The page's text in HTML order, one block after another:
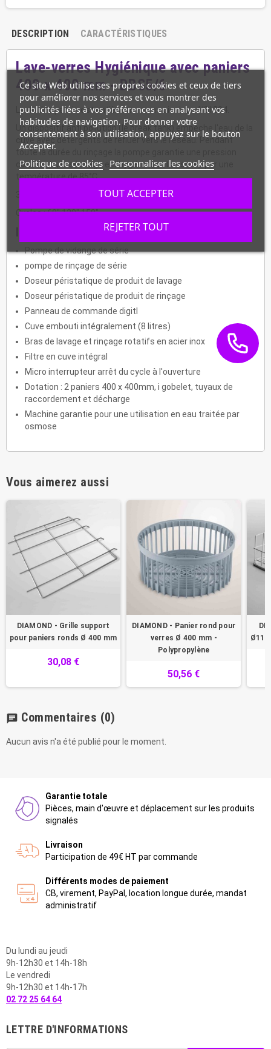
DESCRIPTION CARACTÉRISTIQUES
Lave-verres Hygiénique avec paniers
400 x 400 mm - DBS5/6
La double parois est entièrement en acier inox AISI 304.
Un dispositif anti pollution (le break tank) empêche l'eau de la
cuve avec détergents de refluer vers le reseau. Pendant
toute la durée du rinçage la pompe garantie une pression
constante, le séchage et l'hygiène sont assurés par une
température de 85°C.
3 phase de lavage : lavage, décharge, rinçage.
Cycles : 60" 120" 150"
Pompe de vidange de série
pompe de rinçage de série
Doseur péristatique de produit de lavage
Doseur péristatique de produit de rinçage
Panneau de commande digitl
Cuve embouti intégralement (8 litres)
Bras de lavage et rinçage rotatifs en acier inox
Filtre en cuve intégral
Micro interrupteur arrêt du cycle à l'ouverture
Dotation : 2 paniers 400 x 400mm, i gobelet, tuyaux de
raccordement et décharge
Machine garantie pour une utilisation en eau traitée par
osmose
Vous aimerez aussi
DIAMOND - Grille support
pour paniers ronds Ø 400 mm
30,08 €
DIAMOND - Panier rond pour
verres Ø 400 mm -
Polypropylène
50,56 €
Ø110
chat Commentaires (0)
Aucun avis n'a été publié pour le moment.
Garantie totale
Pièces, main d'œuvre et déplacement sur les produits
signalés
Livraison
Participation de 49€ HT par commande
Différents modes de paiement
CB, virement, PayPal, location longue durée, mandat
administratif
Du lundi au jeudi
9h-12h30 et 14h-18h
Le vendredi
9h-12h30 et 14h-17h
02 72 25 64 64
LETTRE D'INFORMATIONS
Ce site Web utilise ses propres cookies et ceux de tiers
pour améliorer nos services et vous montrer des
publicités liées à vos préférences en analysant vos
habitudes de navigation. Pour donner votre
consentement à son utilisation, appuyez sur le bouton
Accepter.
Politique de cookies Personnaliser les cookies
REJETER TOUT
TOUT ACCEPTER